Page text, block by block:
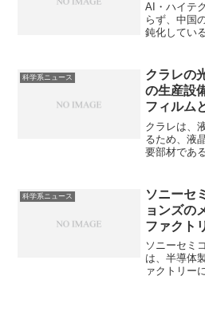
AI・ハイテ
らず、中国
鈍化してい
ができます
科学系ニュース
クラレの
の生産設
フィルム
理由は何
クラレは、
るため、液
要部材であ
ィルムはポ
することで
映像表示に
どのように
ることがで
科学系ニュース
ソニーセ
ョンズの
ファクト
ソニーセミ
は、半導体
ァクトリー